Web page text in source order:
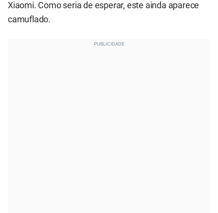
Xiaomi. Como seria de esperar, este ainda aparece
camuflado.